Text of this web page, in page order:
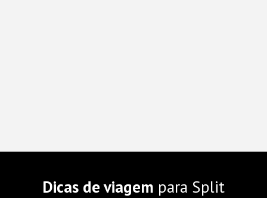
Dicas de viagem para Split